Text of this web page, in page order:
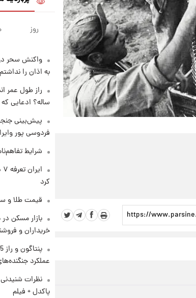
روز
واکنش سحر
به اذان را نداشتم
ساله؟ ادعایی
پیش‌بینی
فردوسی پور
شرایط
کرد
قیمت طلا و سکه
بازار مسکن
خریداران و
عملکرد
نظرات
پاکدل + فیلم